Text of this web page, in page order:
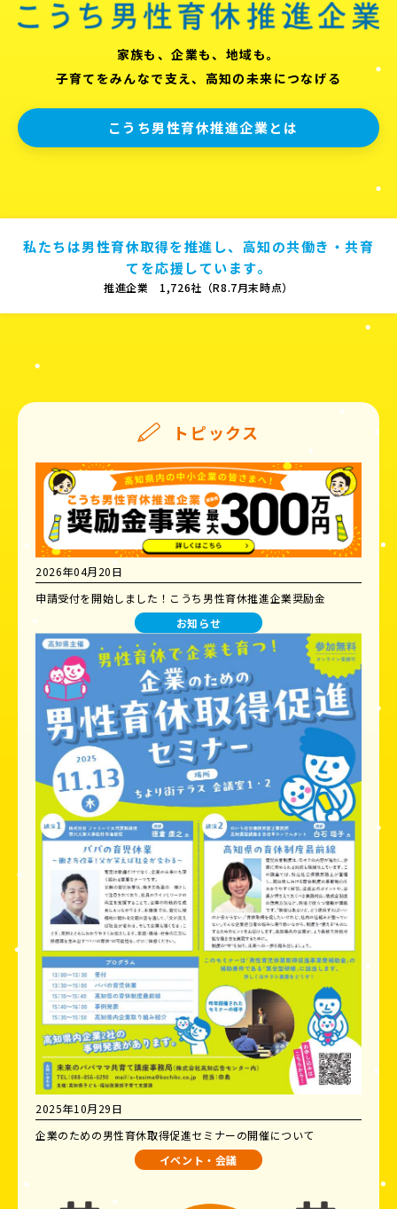
家族も、企業も、地域も。
子育てをみんなで支え、高知の未来につなげる
こうち男性育休推進企業とは
私たちは男性育休取得を推進し、高知の共働き・共育
てを応援しています。
推進企業 1,726社（R8.7月末時点）
トピックス
2026年04月20日
申請受付を開始しました！こうち男性育休推進企業奨励金
お知らせ
2025年10月29日
企業のための男性育休取得促進セミナーの開催について
イベント・会議